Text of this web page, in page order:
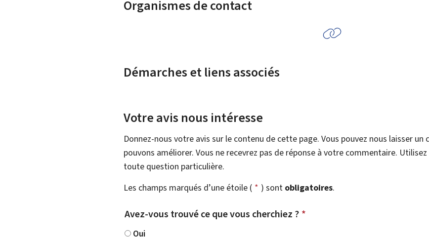
Organismes de contact
Démarches et liens associés
Votre avis nous intéresse
Donnez-nous votre avis sur le contenu de cette page. Vous pouvez nous laisser
pouvons améliorer. Vous ne recevrez pas de réponse à votre commentaire.
toute question particulière.
Les champs marqués d’une étoile ( * ) sont obligatoires.
Avez-vous trouvé ce que vous cherchiez ? *
Oui